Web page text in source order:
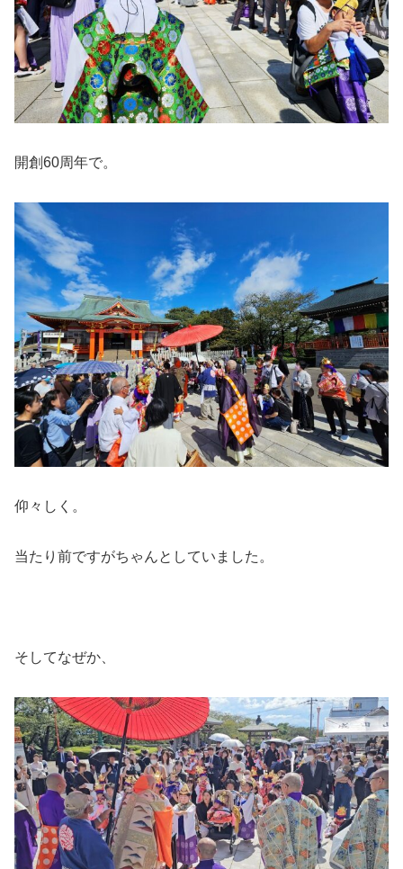
開創60周年で。
仰々しく。
当たり前ですがちゃんとしていました。
そしてなぜか、